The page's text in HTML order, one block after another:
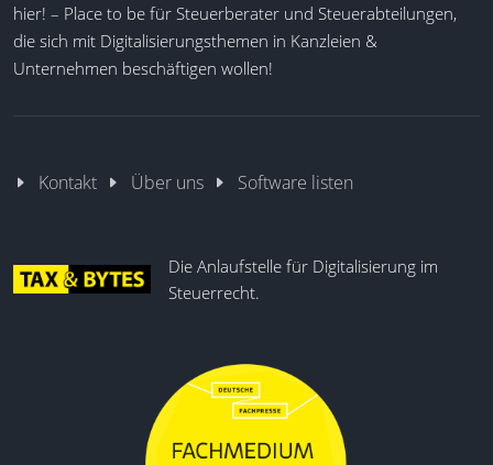
hier! – Place to be für Steuerberater und Steuerabteilungen,
die sich mit Digitalisierungsthemen in Kanzleien &
Unternehmen beschäftigen wollen!
Kontakt Über uns Software listen
Die Anlaufstelle für Digitalisierung im
Steuerrecht.